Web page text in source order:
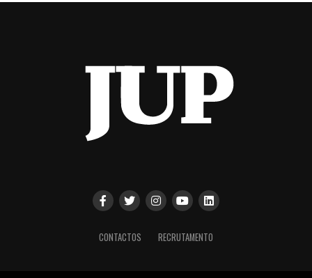
CONTACTOS RECRUTAMENTO